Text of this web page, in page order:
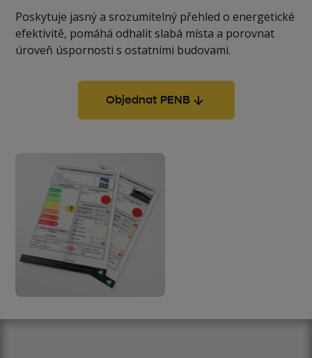
Poskytuje jasný a srozumitelný přehled o energetické
efektivitě, pomáhá odhalit slabá místa a porovnat
úroveň úspornosti s ostatními budovami.
Objednat PENB